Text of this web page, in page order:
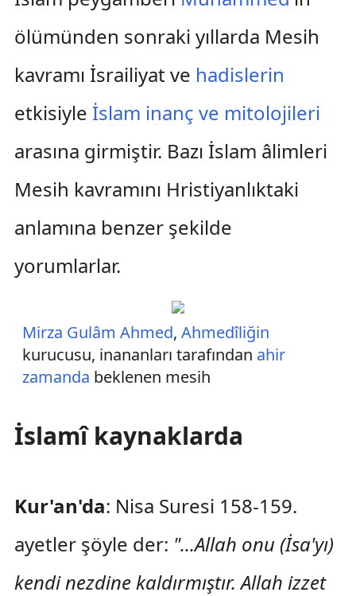
ölümünden sonraki yıllarda Mesih
kavramı İsrailiyat ve hadislerin
etkisiyle İslam inanç ve mitolojileri
arasına girmiştir. Bazı İslam âlimleri
Mesih kavramını Hristiyanlıktaki
anlamına benzer şekilde
yorumlarlar.
Mirza Gulâm Ahmed, Ahmedîliğin
kurucusu, inananları tarafından ahir
zamanda beklenen mesih
İslamî kaynaklarda
Kur'an'da: Nisa Suresi 158-159.
ayetler şöyle der: "...Allah onu (İsa'yı)
kendi nezdine kaldırmıştır. Allah izzet